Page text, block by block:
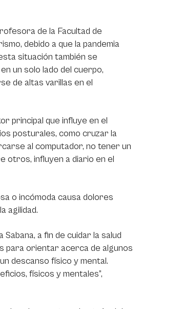
de la Facultad de
debido a que la pandemia
situación también se
un solo lado del cuerpo,
de altas varillas en el
principal que influye en el
posturales, como cruzar la
al computador, no tener un
otros, influyen a diario en el
o incómoda causa dolores
agilidad.
a fin de cuidar la salud
para orientar acerca de algunos
descanso físico y mental.
físicos y mentales”,